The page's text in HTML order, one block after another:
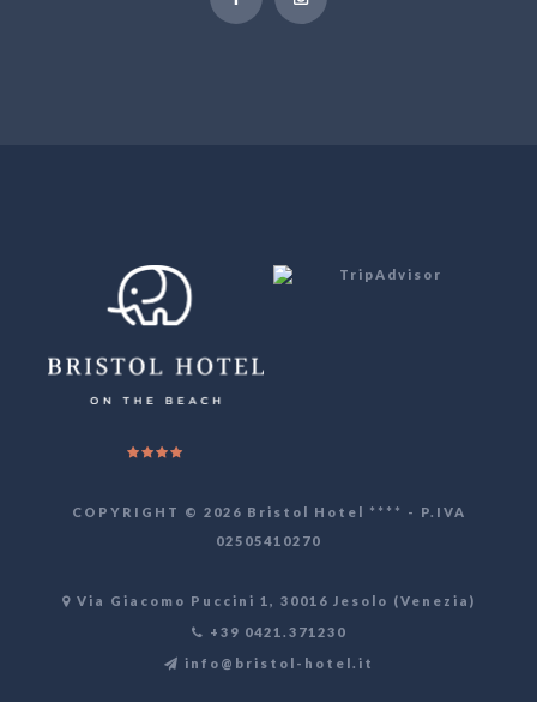
COPYRIGHT © 2026 Bristol Hotel **** - P.IVA
02505410270
Via Giacomo Puccini 1, 30016 Jesolo (Venezia)
+39 0421.371230
info@bristol-hotel.it